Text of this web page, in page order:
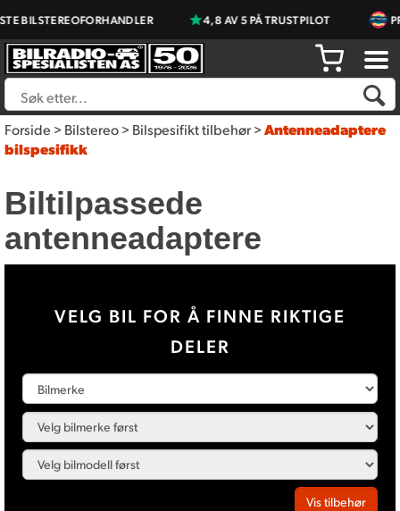
4,8 AV 5 PÅ TRUSTPILOT
Forside>Bilstereo>Bilspesifikt tilbehør>Antenneadaptere
bilspesifikk
Biltilpassede
antenneadaptere
VELG BIL FOR Å FINNE RIKTIGE
DELER
Vis tilbehør